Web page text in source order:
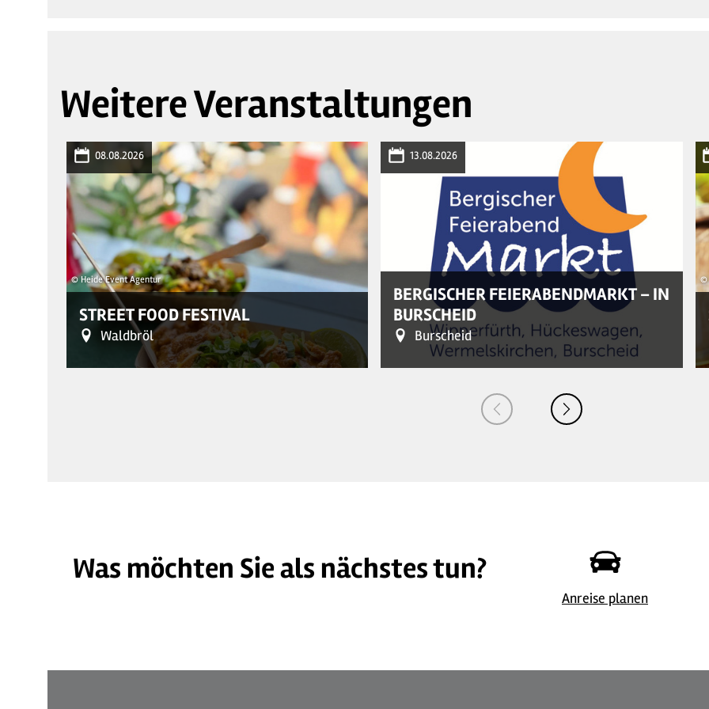
Weitere Veranstaltungen
08.08.2026
© Heide Event Agentur
STREET FOOD FESTIVAL
Waldbröl
© Heide Event Agentur
13.08.2026
BERGISCHER FEIERABENDMARKT – IN
BURSCHEID
Burscheid
©
Was möchten Sie als nächstes tun?
Anreise planen